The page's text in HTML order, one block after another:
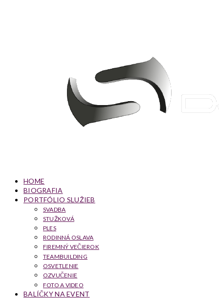
HOME
BIOGRAFIA
PORTFÓLIO SLUŽIEB
SVADBA
STUŽKOVÁ
PLES
RODINNÁ OSLAVA
FIREMNÝ VEČIEROK
TEAMBUILDING
OSVETLENIE
OZVUČENIE
FOTO A VIDEO
BALÍČKY NA EVENT